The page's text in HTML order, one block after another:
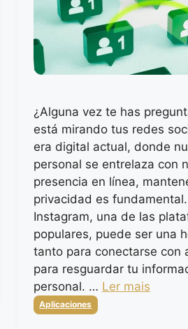
¿Alguna vez te has
está mirando tus redes
era digital actual, donde
personal se entrelaza con
presencia en línea,
privacidad es fundamental.
Instagram, una de las
populares, puede ser una
tanto para conectarse con
para resguardar tu
personal. … Ler mais
Categorias
Aplicaciones